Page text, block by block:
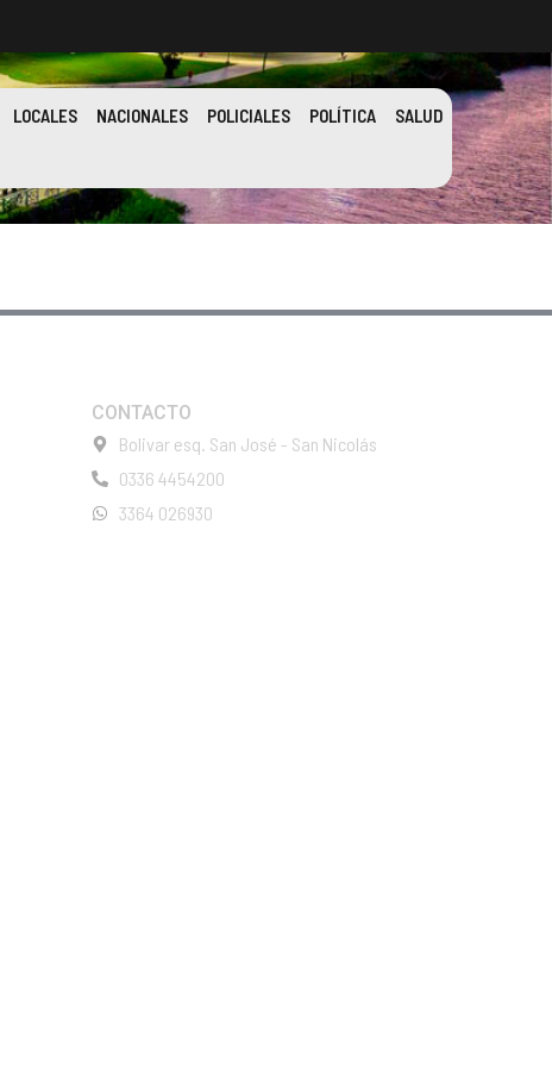
LOCALES NACIONALES POLICIALES POLÍTICA SALUD
CONTACTO
Bolivar esq. San José - San Nicolás
0336 4454200
3364 026930